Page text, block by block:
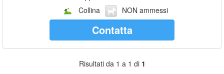
Collina
NON ammessi
Contatta
Risultati da 1 a 1 di 1